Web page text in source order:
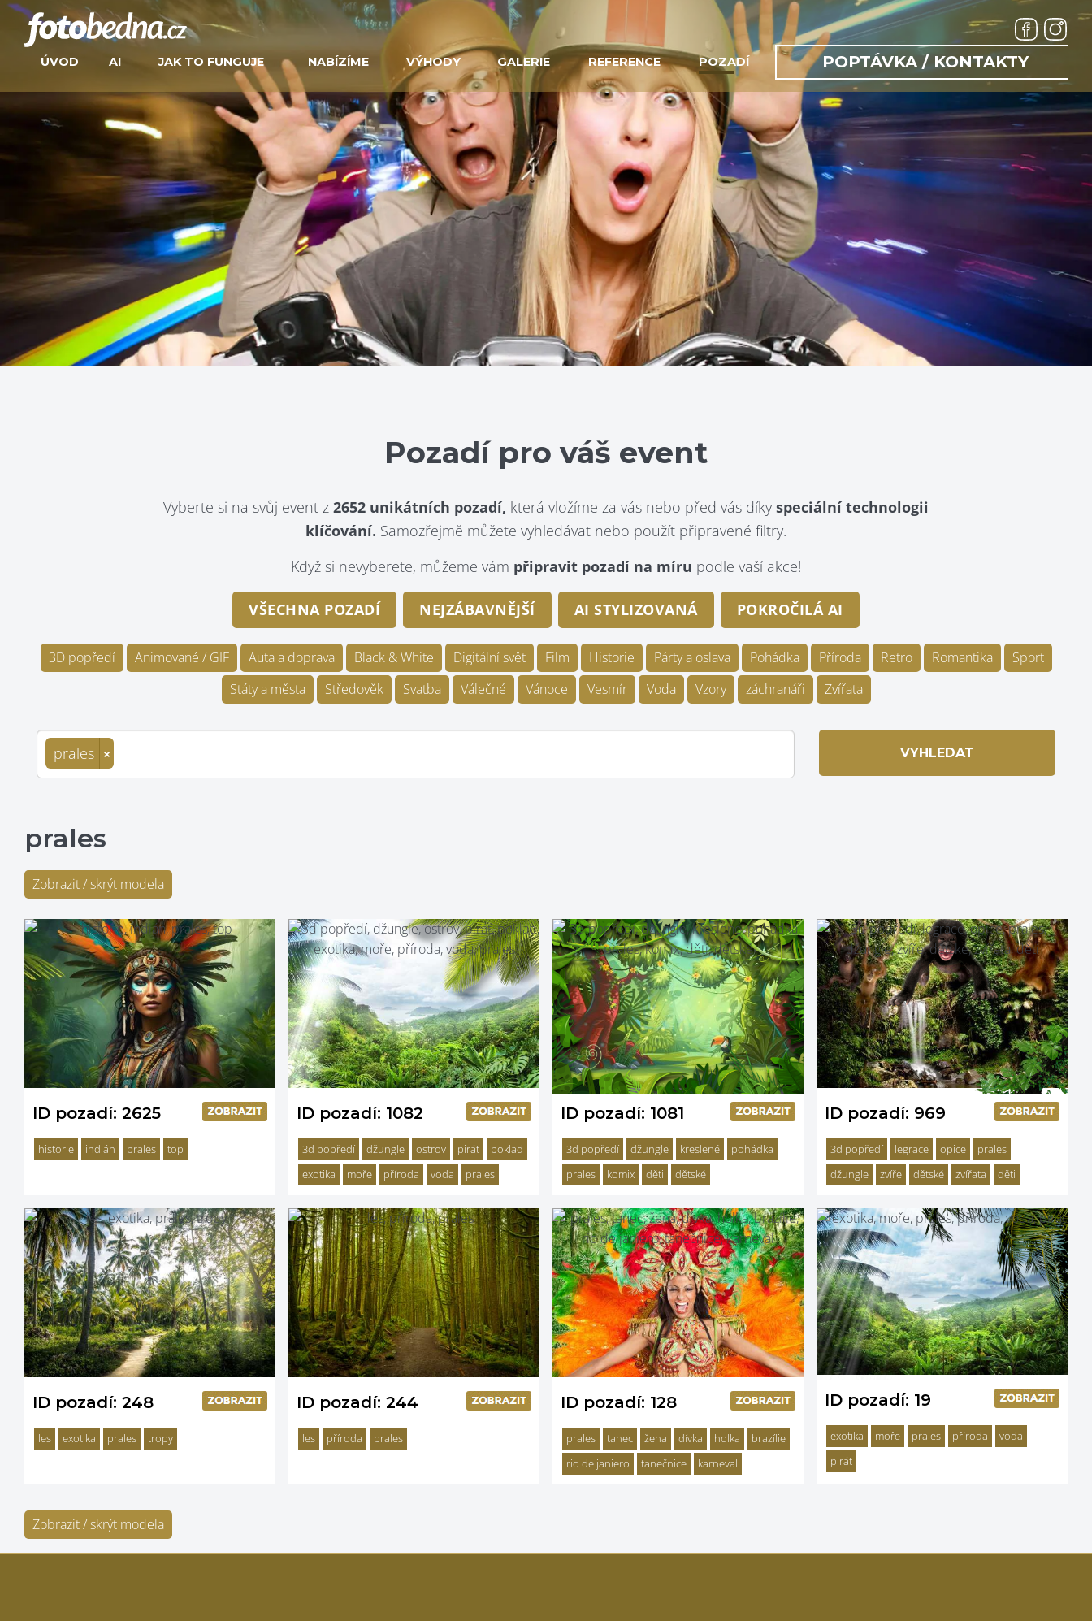
ÚVOD AI JAK TO FUNGUJE NABÍZÍME VÝHODY GALERIE REFERENCE POZADÍ POPTÁVKA / KONTAKTY
Pozadí pro váš event
Vyberte si na svůj event z 2652 unikátních pozadí, která vložíme za vás nebo před vás díky speciální technologii
klíčování. Samozřejmě můžete vyhledávat nebo použít připravené filtry.
Když si nevyberete, můžeme vám připravit pozadí na míru podle vaší akce!
VŠECHNA POZADÍ NEJZÁBAVNĚJŠÍ AI STYLIZOVANÁ POKROČILÁ AI
3D popředí Animované / GIF Auta a doprava Black & White Digitální svět Film Historie Párty a oslava Pohádka Příroda Retro Romantika
Sport
Státy a města
Středověk Svatba Válečné Vánoce Vesmír Voda Vzory záchranáři Zvířata
prales × VYHLEDAT
prales
Zobrazit / skrýt modela
ID pozadí: 2625
historie indián prales top
ID pozadí: 1082
3d popředí džungle ostrov pirát
poklad
exotika
moře příroda voda prales
ID pozadí: 1081
3d popředí džungle kreslené
pohádka
prales
komix děti dětské
ID pozadí: 969
3d popředí legrace opice
prales
džungle
zvíře dětské zvířata děti
ID pozadí: 248
les exotika prales tropy
ID pozadí: 244
les příroda prales
ID pozadí: 128
prales tanec žena dívka holka
brazílie
rio de janiero
tanečnice karneval
ID pozadí: 19
exotika moře prales příroda
voda
pirát
Zobrazit / skrýt modela